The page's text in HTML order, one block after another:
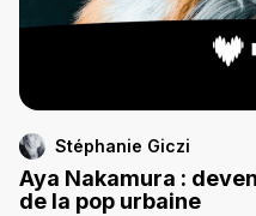
Stéphanie Giczi
Aya Nakamura :
de la pop urbaine